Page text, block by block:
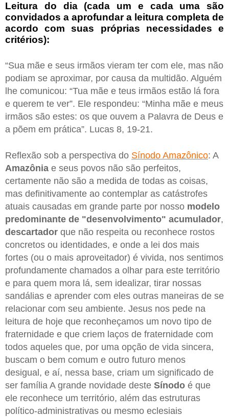
Leitura do dia (cada um e cada uma são
convidados a aprofundar a leitura completa de
acordo com suas próprias necessidades e
critérios):
“Sua mãe e seus irmãos vieram ter com ele, mas não
podiam se aproximar, por causa da multidão. Alguém
lhe comunicou: “Tua mãe e teus irmãos estão lá fora
e querem te ver”. Ele respondeu: “Minha mãe e meus
irmãos são estes: os que ouvem a Palavra de Deus e
a põem em prática”. Lucas 8, 19-21.
Reflexão sob a perspectiva do Sínodo Amazônico: A
Amazônia e seus povos não são perfeitos,
certamente não são a medida de todas as coisas,
mas definitivamente ao contemplar as catástrofes
atuais causadas em grande parte por nosso modelo
predominante de "desenvolvimento" acumulador,
descartador que não respeita ou reconhece rostos
concretos ou identidades, e onde a lei dos mais
fortes (ou o mais aproveitador) é vivida, nos sentimos
profundamente chamados a olhar para este território
e para quem mora lá, sem idealizar, tirar nossas
sandálias e aprender com eles outras maneiras de se
relacionar com seu ambiente. Jesus nos pede na
leitura de hoje que reconheçamos um novo tipo de
fraternidade e que criem laços de fraternidade com
todos aqueles que, por uma opção de vida sincera,
buscam o bem comum e outro futuro menos
desigual, e aí, nessa base, criam um significado de
ser família A grande novidade deste Sínodo é que
ele reconhece um território, além das estruturas
político-administrativas ou mesmo eclesiais